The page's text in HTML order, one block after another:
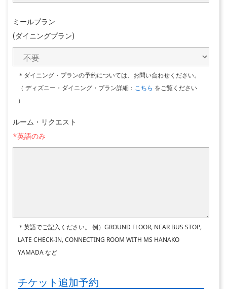
ミールプラン
(ダイニングプラン)
＊ダイニング・プランの予約については、お問い合わせください。
（ ディズニー・ダイニング・プラン詳細： こちら をご覧ください
）
ルーム・リクエスト
*英語のみ
＊英語でご記入ください。
例）GROUND FLOOR, NEAR BUS STOP,
LATE CHECK-IN, CONNECTING ROOM WITH MS HANAKO
YAMADA など
チケット追加予約